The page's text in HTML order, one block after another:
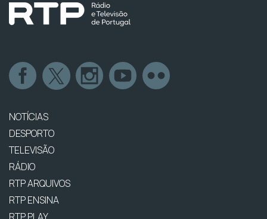
NOTÍCIAS
DESPORTO
TELEVISÃO
RÁDIO
RTP ARQUIVOS
RTP ENSINA